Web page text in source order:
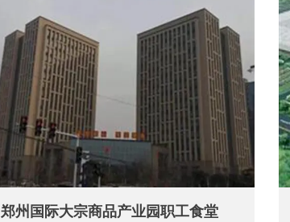
郑州国际大宗商品产业园职工食堂